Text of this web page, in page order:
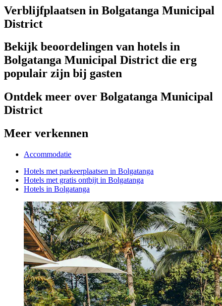
Verblijfplaatsen in Bolgatanga Municipal
District
Bekijk beoordelingen van hotels in
Bolgatanga Municipal District die erg
populair zijn bij gasten
Ontdek meer over Bolgatanga Municipal
District
Meer verkennen
Accommodatie
Hotels met parkeerplaatsen in Bolgatanga
Hotels met gratis ontbijt in Bolgatanga
Hotels in Bolgatanga